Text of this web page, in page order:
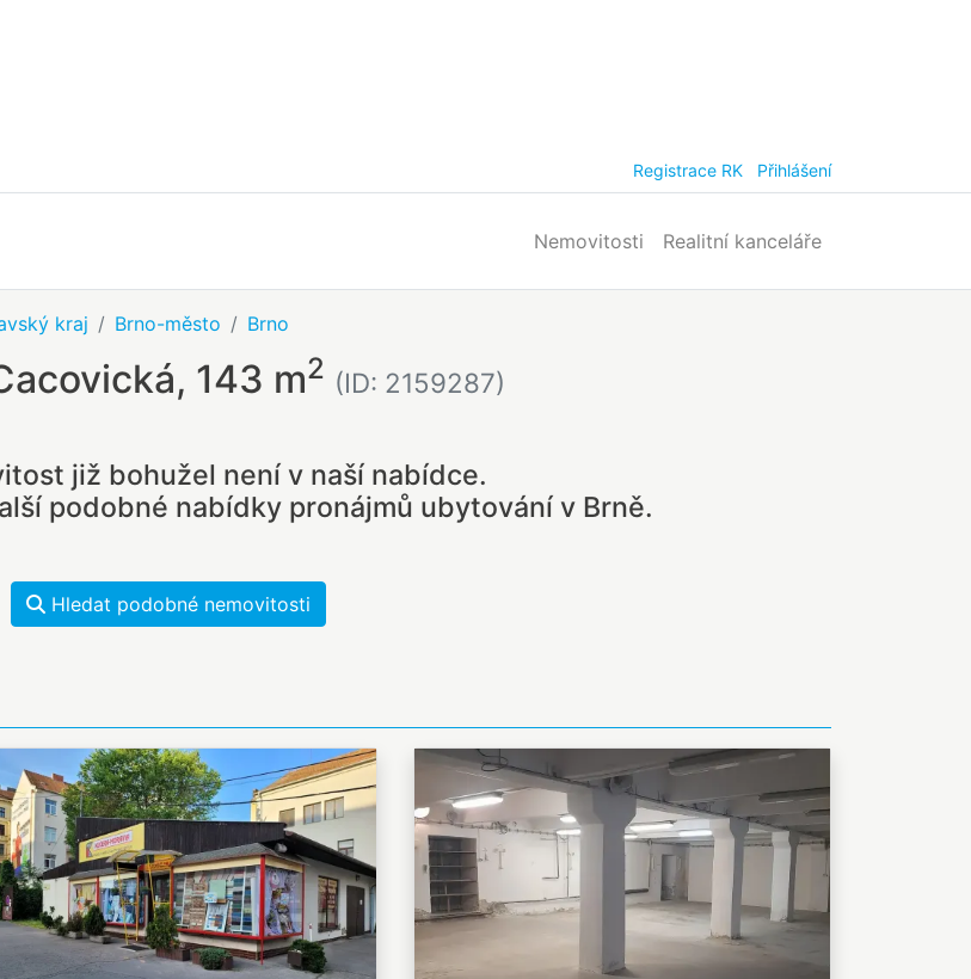
Registrace RK Přihlášení
Nemovitosti Realitní kanceláře
kraj Brno-město Brno
143 m2 (ID: 2159287)
již bohužel není v naší nabídce.
podobné nabídky pronájmů ubytování v Brně.
Hledat podobné nemovitosti